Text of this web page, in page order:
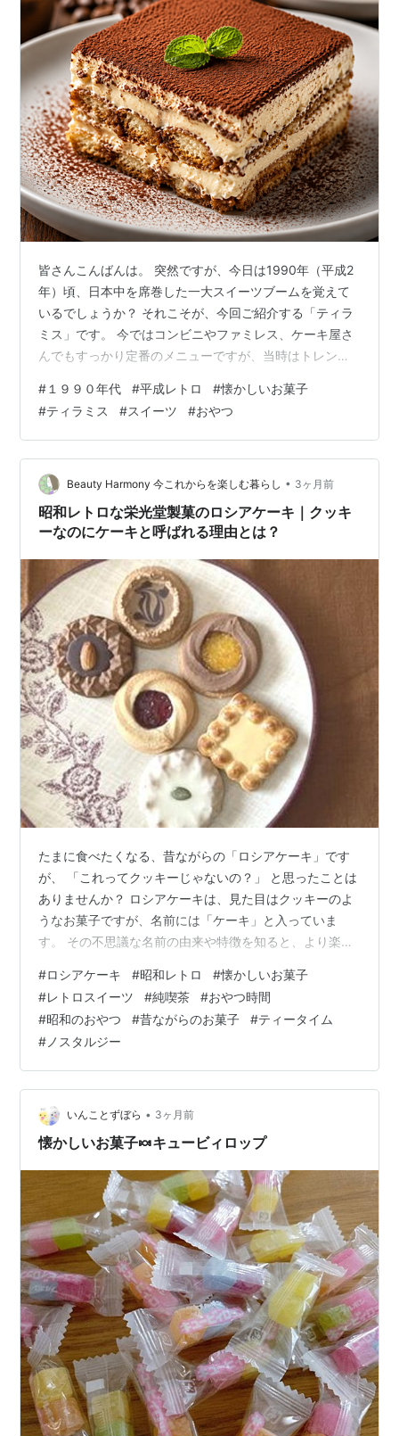
皆さんこんばんは。 突然ですが、今日は1990年（平成2
年）頃、日本中を席巻した一大スイーツブームを覚えて
いるでしょうか？ それこそが、今回ご紹介する「ティラ
ミス」です。 今ではコンビニやファミレス、ケーキ屋さ
んでもすっかり定番のメニューですが、当時はトレンデ
本中をひっくり返すほどの大ブームを巻き起こしまし
た。 子供心に「なんて大人っぽくてカッコいいスイーツ
なんだろう…！」「いつか食べてみたい！」と、強烈に
憧れた記憶が今でも鮮明に残っています。 ① 突然やっ
てきた「大人っぽくてお洒落なデザート」 ティラミスが
日本で爆発的に流行したのは、まさに…
# １９９０年代 #平成レトロ #懐かしいお菓子
#ティラミス #スイーツ #おやつ
Beauty Harmony 今これからを楽しむ暮らし • 3ヶ月前
昭和レトロな栄光堂製菓のロシアケーキ｜クッキ
ーなのにケーキと呼ばれる理由とは？
たまに食べたくなる、昔ながらの「ロシアケーキ」です
が、 「これってクッキーじゃないの？」 と思ったことは
ありませんか？ ロシアケーキは、見た目はクッキーのよ
うなお菓子ですが、名前には「ケーキ」と入っていま
す。 その不思議な名前の由来や特徴を知ると、より楽し
ぜケーキという名前なの？】 【ロシアケーキの特徴】
【どこか懐かしいレトロ洋菓子】 【ロシアケーキと
は？】 ロシアケーキは、クッキー生地を二度焼きして作
られる焼き菓子です。 サクサクとした食感が特徴で、ジ
ャムやチョコレート、ナッツなどをトッピングした華や
かな見た目も魅力です。 丸形や花形な…
#ロシアケーキ #昭和レトロ #懐かしいお菓子
#レトロスイーツ #純喫茶 #おやつ時間
#昭和のおやつ #昔ながらのお菓子 #ティータイム
# ノスタルジー
いんことずぼら • 3ヶ月前
懐かしいお菓子🍬キュービィロップ